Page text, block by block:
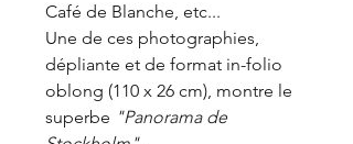
Café de Blanche, etc...
Une de ces photographies,
dépliante et de format in-folio
oblong (110 x 26 cm), montre le
superbe "Panorama de